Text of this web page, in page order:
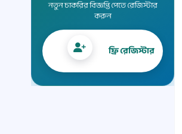
নতুন চাকরির বিজ্ঞপ্তি পেতে রেজিস্টার
করুন
ফ্রি রেজিস্টার